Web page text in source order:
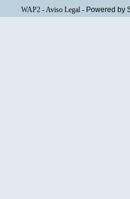
WAP2-Aviso Legal- Powered by